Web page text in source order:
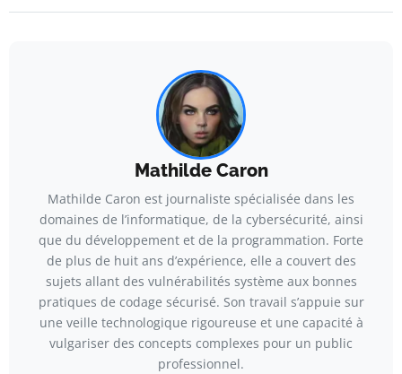
Mathilde Caron
Mathilde Caron est journaliste spécialisée dans les
domaines de l’informatique, de la cybersécurité, ainsi
que du développement et de la programmation. Forte
de plus de huit ans d’expérience, elle a couvert des
sujets allant des vulnérabilités système aux bonnes
pratiques de codage sécurisé. Son travail s’appuie sur
une veille technologique rigoureuse et une capacité à
vulgariser des concepts complexes pour un public
professionnel.